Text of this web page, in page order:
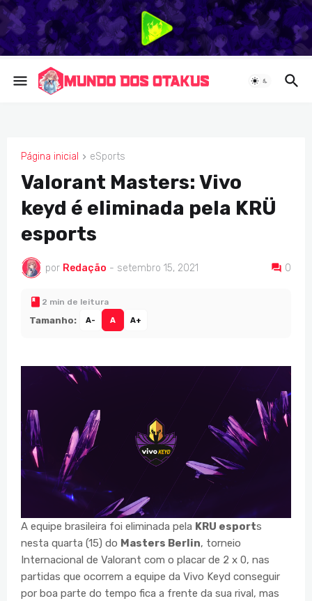
Página inicial eSports
ESPORTS
Valorant Masters: Vivo
keyd é eliminada pela KRÜ
esports
por Redação - setembro 15, 2021 0
2 min de leitura
Tamanho: A- A A+
A equipe brasileira foi eliminada pela KRU esports
nesta quarta (15) do Masters Berlin, torneio
Internacional de Valorant com o placar de 2 x 0, nas
partidas que ocorrem a equipe da Vivo Keyd conseguir
por boa parte do tempo fica a frente da sua rival, mas